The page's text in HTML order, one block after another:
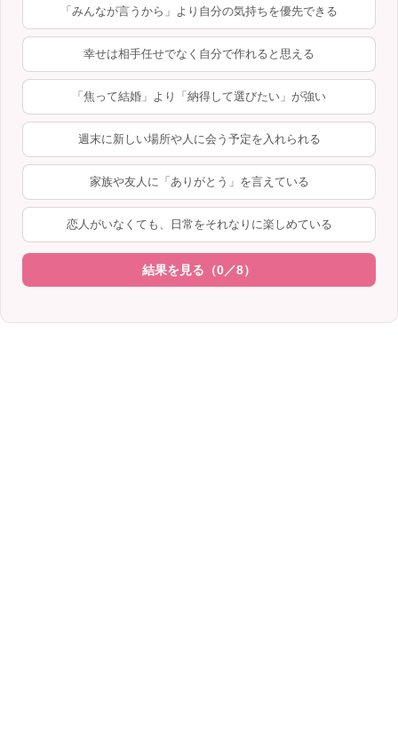
「みんなが言うから」より自分の気持ちを優先できる
幸せは相手任せでなく自分で作れると思える
「焦って結婚」より「納得して選びたい」が強い
週末に新しい場所や人に会う予定を入れられる
家族や友人に「ありがとう」を言えている
恋人がいなくても、日常をそれなりに楽しめている
結果を見る（0／8）